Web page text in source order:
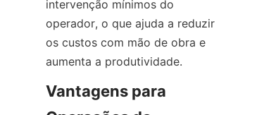
intervenção mínimos do
operador, o que ajuda a reduzir
os custos com mão de obra e
aumenta a produtividade.
Vantagens para